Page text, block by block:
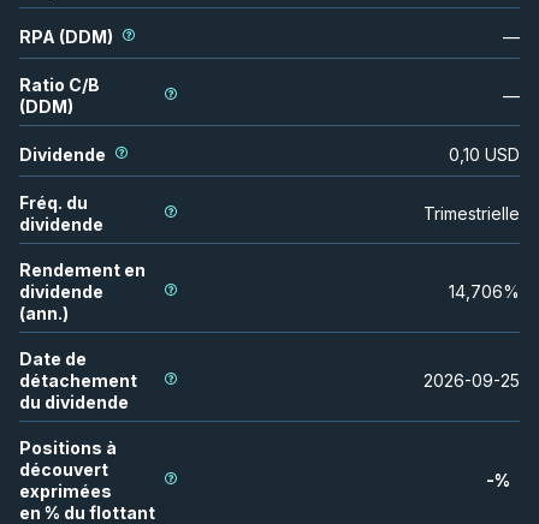
RPA (DDM) —
Ratio C/B
(DDM)
—
Dividende 0,10 USD
Fréq. du
dividende
Trimestrielle
Rendement en
dividende
(ann.)
14,706%
Date de
détachement
du dividende
2026-09-25
Positions à
découvert
exprimées
en % du flottant
-%